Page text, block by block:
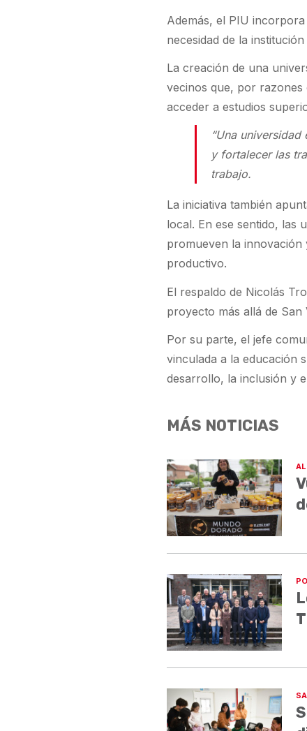
Además, el PIU
necesidad de la
La creación de una
vecinos que, por razones
acceder a estudios
“Una
y fortalecer las
trabajo.
La iniciativa también
local. En ese sentido, las
promueven la
productivo.
El respaldo de Nicolás
proyecto más allá de
Por su parte, el jefe
vinculada a la educación
desarrollo, la inclusión y
MÁS NOTICIAS